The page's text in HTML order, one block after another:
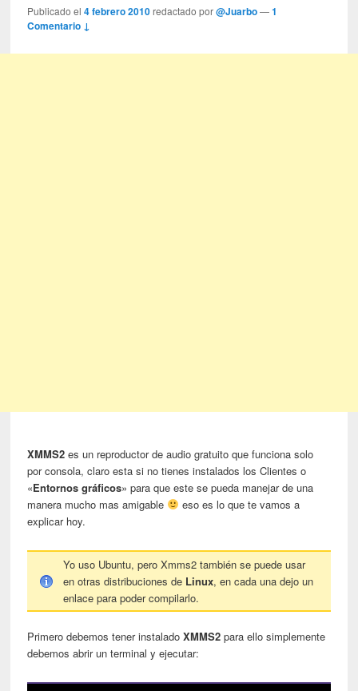
Publicado el4 febrero 2010 redactado por@Juarbo —1
Comentario ↓
XMMS2 es un reproductor de audio gratuito que funciona solo
por consola, claro esta si no tienes instalados los Clientes o
«Entornos gráficos» para que este se pueda manejar de una
manera mucho mas amigable
eso es lo que te vamos a
explicar hoy.
Yo uso Ubuntu, pero Xmms2 también se puede usar
en otras distribuciones de Linux, en cada una dejo un
enlace para poder compilarlo.
Primero debemos tener instaladoXMMS2 para ello simplemente
debemos abrir un terminal y ejecutar: